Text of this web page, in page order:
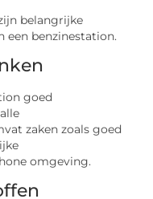
belangrijke
een benzinestation.
goed
zaken zoals goed
omgeving.